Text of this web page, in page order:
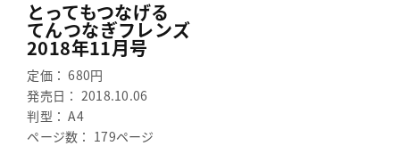
とってもつなげる
てんつなぎフレンズ
2018年11月号
定価： 680円
発売日： 2018.10.06
判型： A4
ページ数： 179ページ